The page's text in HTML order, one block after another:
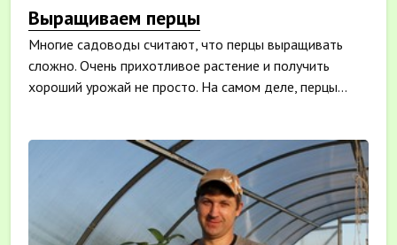
Выращиваем перцы
Многие садоводы считают, что перцы выращивать
сложно. Очень прихотливое растение и получить
хороший урожай не просто. На самом деле, перцы...